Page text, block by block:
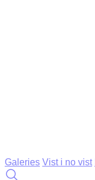
Galeries Vist i no vist